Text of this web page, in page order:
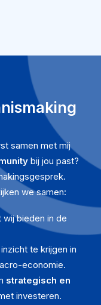
samen met mij
bij jou past?
we samen:
wij bieden in de
te krijgen in
economie.
strategisch en
investeren.